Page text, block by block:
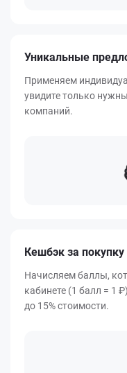
Уникальные
Применяем
увидите только
компаний.
Кешбэк за покупку
Начисляем баллы,
кабинете (1 балл = 1
до 15% стоимости.